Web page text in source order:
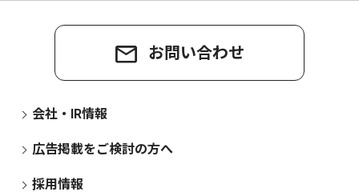
お問い合わせ
会社・IR情報
広告掲載をご検討の方へ
採用情報